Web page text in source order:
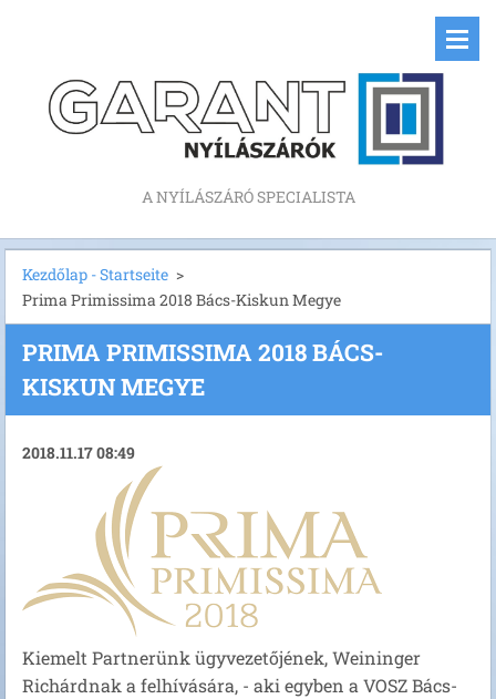
A NYÍLÁSZÁRÓ SPECIALISTA
Kezdőlap - Startseite >
Prima Primissima 2018 Bács-Kiskun Megye
PRIMA PRIMISSIMA 2018 BÁCS-
KISKUN MEGYE
2018.11.17 08:49
Kiemelt Partnerünk ügyvezetőjének, Weininger
Richárdnak a felhívására, - aki egyben a VOSZ Bács-